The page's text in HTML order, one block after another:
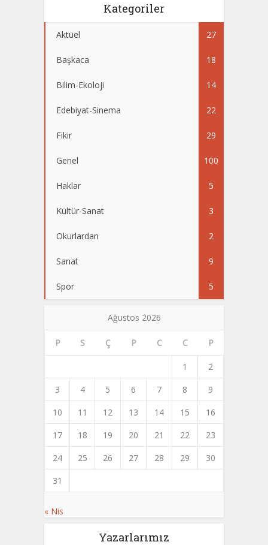
Kategoriler
Aktüel 27
Başkaca 18
Bilim-Ekoloji 14
Edebiyat-Sinema 22
Fikir 29
Genel 100
Haklar 5
Kültür-Sanat 3
Okurlardan 2
Sanat 9
Spor 5
Ağustos 2026
P S Ç P C C P
1
2
3
4 5 6 7 8
9
10
11 12 13 14 15
16
17
18 19 20 21 22
23
24
25 26 27 28 29
30
31
« Nis
Yazarlarımız